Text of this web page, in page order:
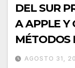
DEL SUR
A APPLE Y
MÉTODOS
AGOSTO 31,